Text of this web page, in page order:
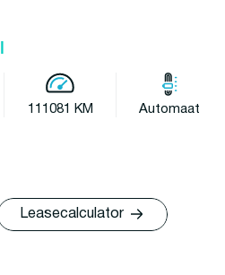
l
111081 KM Automaat
Leasecalculator